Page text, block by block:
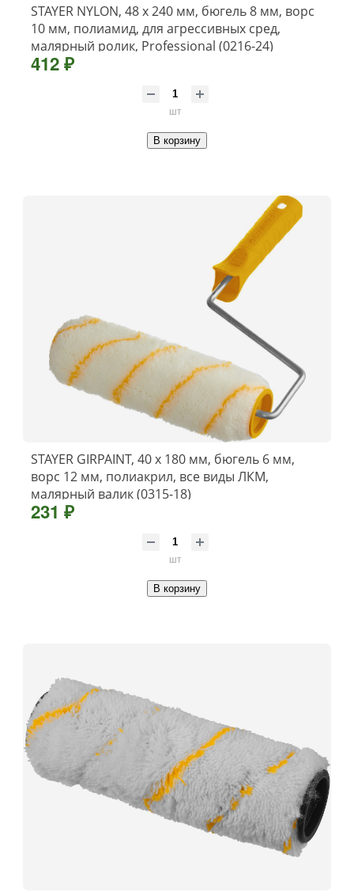
STAYER NYLON, 48 х 240 мм, бюгель 8 мм, ворс
10 мм, полиамид, для агрессивных сред,
малярный ролик, Professional (0216-24)
412 ₽
шт
В корзину
STAYER GIRPAINT, 40 х 180 мм, бюгель 6 мм,
ворс 12 мм, полиакрил, все виды ЛКМ,
малярный валик (0315-18)
231 ₽
шт
В корзину